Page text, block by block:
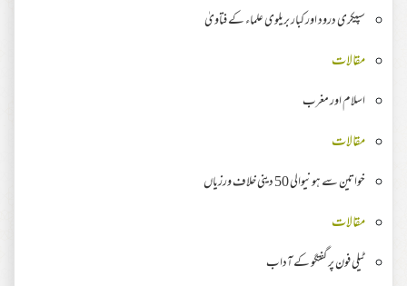
سپیکری درود اور کبار بریلوی علماء کے فتاویٰ
مقالات
اسلام اور مغرب
مقالات
خواتین سے ہونیوالی 50 دینی خلاف ورزیاں
مقالات
ٹیلی فون پر گفتگو کے آداب